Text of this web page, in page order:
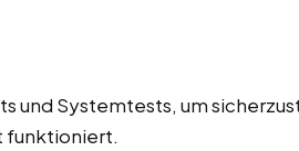
und Systemtests, um
funktioniert.